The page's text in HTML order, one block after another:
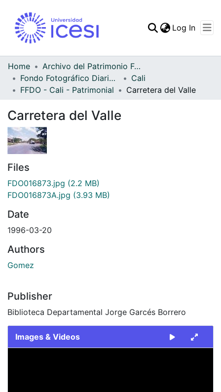
Statistics
Log In
Home
Archivo del Patrimonio Fotográfico y Fílmico del Valle del Cauca
Fondo Fotográfico Diario Occidente
Cali
FFDO - Cali - Patrimonial
Carretera del Valle
Carretera del Valle
Files
FDO016873.jpg (2.2 MB)
FDO016873A.jpg (3.93 MB)
Date
1996-03-20
Authors
Gomez
Publisher
Biblioteca Departamental Jorge Garcés Borrero
Images & Videos